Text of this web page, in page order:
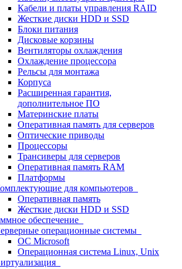
Кабели и платы управления RAID
Жесткие диски HDD и SSD
Блоки питания
Дисковые корзины
Вентиляторы охлаждения
Охлаждение процессора
Рельсы для монтажа
Корпуса
Расширенная гарантия,
дополнительное ПО
Материнские платы
Оперативная память для серверов
Оптические приводы
Процессоры
Трансиверы для серверов
Оперативная память RAM
Платформы
для компьютеров
Оперативная память
Жесткие диски HDD и SSD
обеспечение
операционные системы
ОС Microsoft
Операционная система Linux, Unix